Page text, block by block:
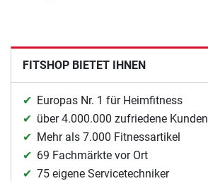
FITSHOP BIETET IHNEN
Europas Nr. 1 für Heimfitness
über 4.000.000 zufriedene Kunden
Mehr als 7.000 Fitnessartikel
69 Fachmärkte vor Ort
75 eigene Servicetechniker